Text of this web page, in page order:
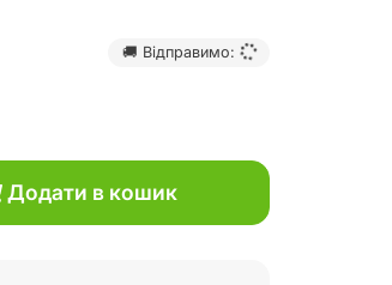
🚚 Відправимо:
Додати в кошик